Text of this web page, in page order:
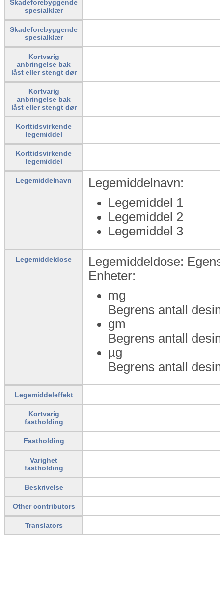
Skadeforebyggende
spesialklær
Skadeforebyggende
spesialklær
Kortvarig
anbringelse bak
låst eller stengt dør
Kortvarig
anbringelse bak
låst eller stengt dør
Korttidsvirkende
legemiddel
Korttidsvirkende
legemiddel
Legemiddelnavn
Legemiddelnavn:
Legemiddel 1
Legemiddel 2
Legemiddel 3
Legemiddeldose
Legemiddeldose:
Enheter:
mg
Begrens antall
gm
Begrens antall
µg
Begrens antall
Legemiddeleffekt
Kortvarig
fastholding
Fastholding
Varighet
fastholding
Beskrivelse
Other contributors
Translators